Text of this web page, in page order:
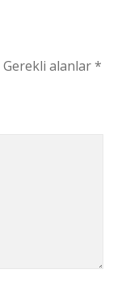
Gerekli alanlar*